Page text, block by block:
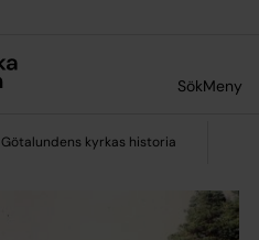
SökMeny
Götalundens kyrkas historia